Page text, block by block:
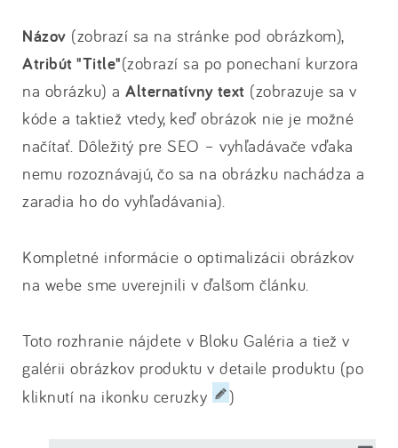
Názov (zobrazí sa na stránke pod obrázkom),
Atribút "Title"(zobrazí sa po ponechaní kurzora
na obrázku) a Alternatívny text (zobrazuje sa v
kóde a taktiež vtedy, keď obrázok nie je možné
načítať. Dôležitý pre SEO – vyhľadávače vďaka
nemu rozoznávajú, čo sa na obrázku nachádza a
zaradia ho do vyhľadávania).
Kompletné informácie o optimalizácii obrázkov
na webe sme uverejnili v ďalšom článku.
Toto rozhranie nájdete v Bloku Galéria a tiež v
galérii obrázkov produktu v detaile produktu (po
kliknutí na ikonku ceruzky
)